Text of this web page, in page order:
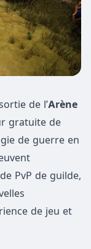
de l’Arène
gratuite de
de guerre en
PvP de guilde,
de jeu et